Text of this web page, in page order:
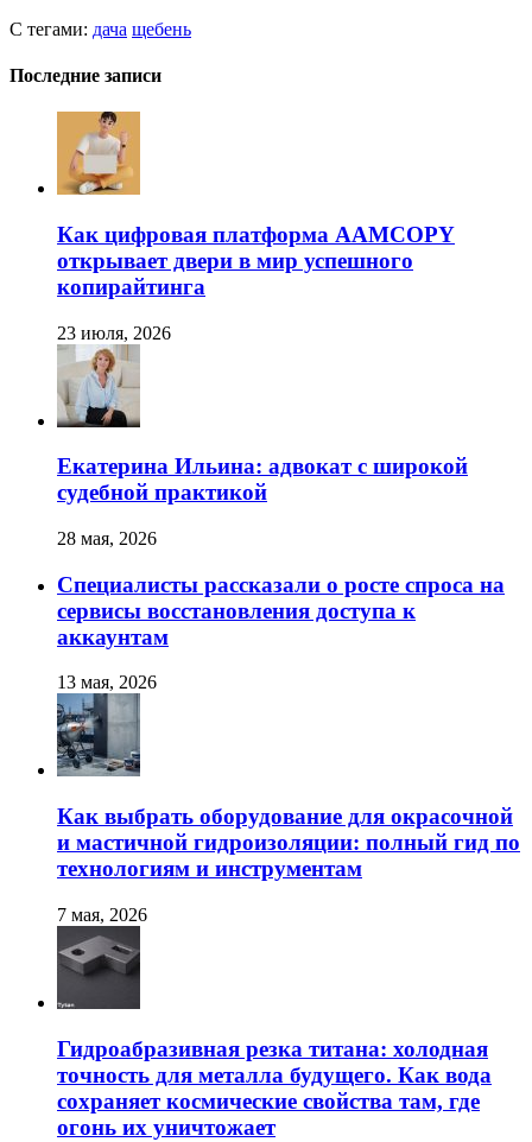
С тегами: дача щебень
Последние записи
Как цифровая платформа AAMCOPY
открывает двери в мир успешного
копирайтинга
23 июля, 2026
Екатерина Ильина: адвокат с широкой
судебной практикой
28 мая, 2026
Специалисты рассказали о росте спроса на
сервисы восстановления доступа к
аккаунтам
13 мая, 2026
Как выбрать оборудование для окрасочной
и мастичной гидроизоляции: полный гид по
технологиям и инструментам
7 мая, 2026
Гидроабразивная резка титана: холодная
точность для металла будущего. Как вода
сохраняет космические свойства там, где
огонь их уничтожает